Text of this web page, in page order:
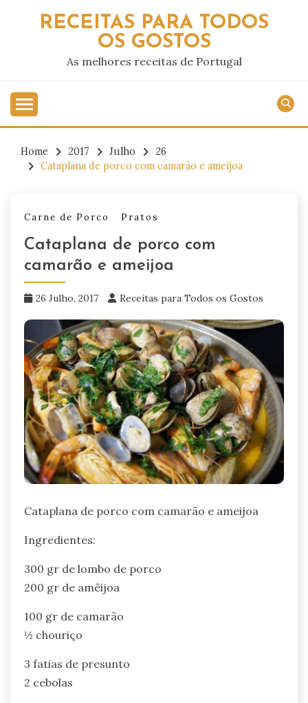
RECEITAS PARA TODOS
OS GOSTOS
As melhores receitas de Portugal
Home 2017 Julho
26
Cataplana de porco com camarão e ameijoa
Carne de Porco Pratos
Cataplana de porco com
camarão e ameijoa
26 Julho, 2017 Receitas para Todos os Gostos
Cataplana de porco com camarão e ameijoa
Ingredientes:
300 gr de lombo de porco
200 gr de amêijoa
100 gr de camarão
½ chouriço
3 fatias de presunto
2 cebolas